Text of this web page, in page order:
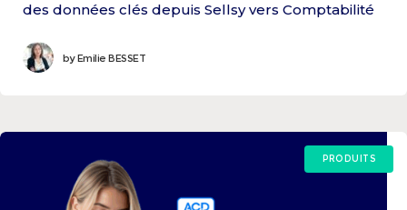
des données clés depuis Sellsy vers Comptabilité
inclus), ainsi que les fiches clients et fournisseurs,
byEmilie BESSET
PRODUITS